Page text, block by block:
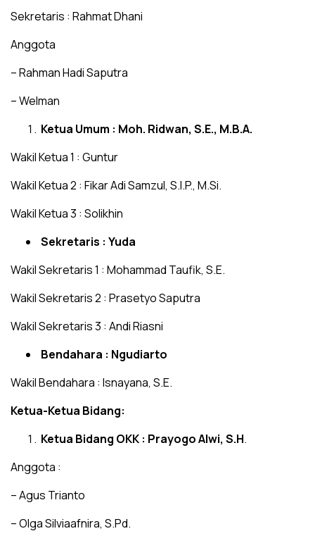
Sekretaris : Rahmat Dhani
Anggota
– Rahman Hadi Saputra
– Welman
Ketua Umum : Moh. Ridwan, S.E., M.B.A.
Wakil Ketua 1 : Guntur
Wakil Ketua 2 : Fikar Adi Samzul, S.I.P., M.Si.
Wakil Ketua 3 : Solikhin
Sekretaris : Yuda
Wakil Sekretaris 1 : Mohammad Taufik, S.E.
Wakil Sekretaris 2 : Prasetyo Saputra
Wakil Sekretaris 3 : Andi Riasni
Bendahara : Ngudiarto
Wakil Bendahara : Isnayana, S.E.
Ketua-Ketua Bidang:
Ketua Bidang OKK : Prayogo Alwi, S.H.
Anggota :
– Agus Trianto
– Olga Silviaafnira, S.Pd.